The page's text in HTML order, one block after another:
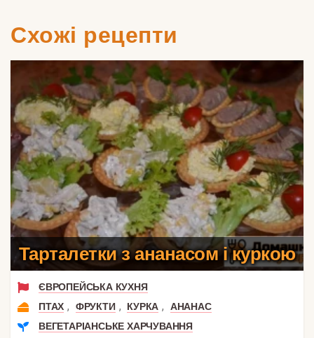
Схожі рецепти
Тарталетки з ананасом і куркою
ЄВРОПЕЙСЬКА КУХНЯ
ПТАХ , ФРУКТИ , КУРКА ,
АНАНАС
ВЕГЕТАРІАНСЬКЕ ХАРЧУВАННЯ